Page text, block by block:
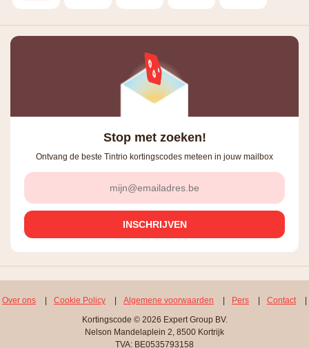
Stop met zoeken!
Ontvang de beste Tintrio kortingscodes meteen in jouw mailbox
Over ons Cookie Policy Algemene voorwaarden Pers Contact
Kortingscode © 2026 Expert Group BV.
Nelson Mandelaplein 2, 8500 Kortrijk
TVA: BE0535793158